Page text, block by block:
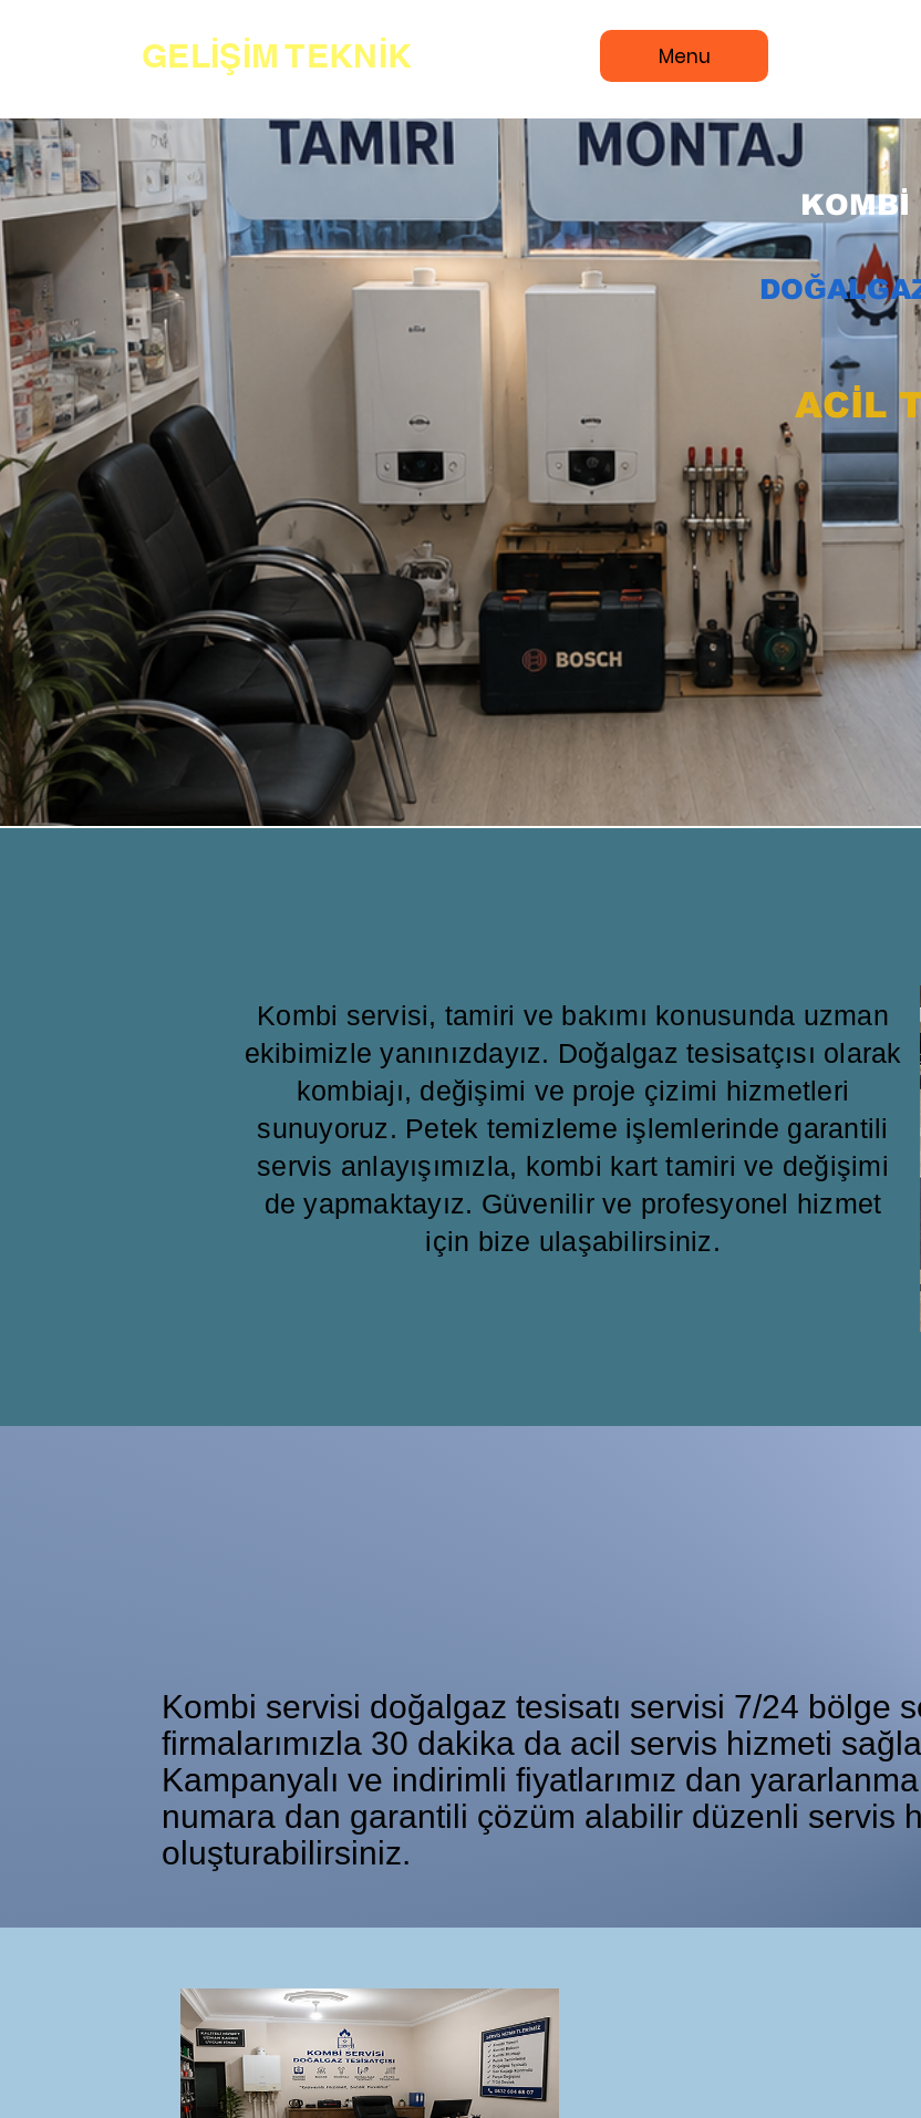
GELİŞİM TEKNİK Menu
KOMBİ
ACİL
Kombi servisi, tamiri ve bakımı konusunda uzman
ekibimizle yanınızdayız. Doğalgaz tesisatçısı olarak
kombiajı, değişimi ve proje çizimi hizmetleri
sunuyoruz. Petek temizleme işlemlerinde garantili
servis anlayışımızla, kombi kart tamiri ve değişimi
de yapmaktayız. Güvenilir ve profesyonel hizmet
için bize ulaşabilirsiniz.
Kombi servisi doğalgaz tesisatı servisi 7/24 bölge
firmalarımızla 30 dakika da acil servis hizmeti
Kampanyalı ve indirimli fiyatlarımız dan
numara dan garantili çözüm alabilir düzenli servis
oluşturabilirsiniz.